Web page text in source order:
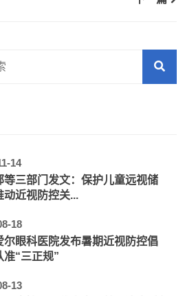
14
等三部门发文：保护儿童远视储
动近视防控关...
18
尔眼科医院发布暑期近视防控倡
准“三正规”
13